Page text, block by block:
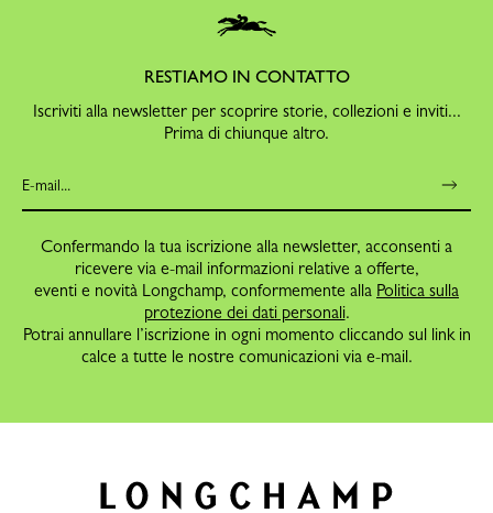
RESTIAMO IN CONTATTO
Iscriviti alla newsletter per scoprire storie, collezioni e inviti...
Prima di chiunque altro.
Confermando la tua iscrizione alla newsletter, acconsenti a
ricevere via e-mail informazioni relative a offerte,
eventi e novità Longchamp, conformemente alla Politica sulla
protezione dei dati personali.
Potrai annullare l’iscrizione in ogni momento cliccando sul link in
calce a tutte le nostre comunicazioni via e-mail.